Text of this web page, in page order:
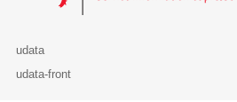
udata
udata-front